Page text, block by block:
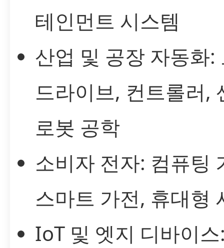
테인먼트 시스템
산업 및 공장 자동화:
드라이브, 컨트롤러,
로봇 공학
소비자 전자: 컴퓨팅
스마트 가전, 휴대형
IoT 및 엣지 디바이